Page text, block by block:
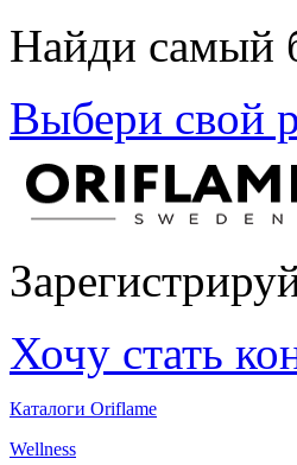
Найди самый
Выбери свой
Хочу стать
Каталоги Oriflame
Wellness